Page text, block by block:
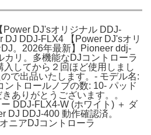
DJ'sオリジナル DDJ-
DJ DDJ-FLX4 【Power DJ'sオリ
。2026年最新】Pioneer ddj-
カリ。多機能なDJコントローラ
してから２回ほど使用しまし
で出品いたします。- モデル名:
ントロールノブの数: 10- パッド
ありがとうございます。。
DDJ-FLX4-W (ホワイト) ＋ ダ
DJ DDJ-400 動作確認済。
ニアDJコントローラ